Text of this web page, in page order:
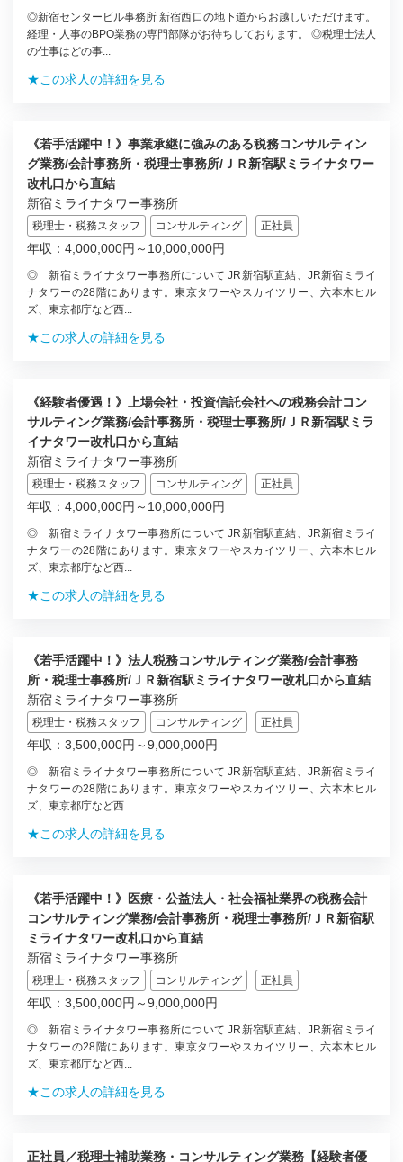
◎新宿センタービル事務所 新宿西口の地下道からお越しいただけます。
経理・人事のBPO業務の専門部隊がお待ちしております。 ◎税理士法人
の仕事はどの事...
★この求人の詳細を見る
《若手活躍中！》事業承継に強みのある税務コンサルティン
グ業務/会計事務所・税理士事務所/ＪＲ新宿駅ミライナタワー
改札口から直結
新宿ミライナタワー事務所
税理士・税務スタッフ コンサルティング 正社員
年収：4,000,000円～10,000,000円
◎ 新宿ミライナタワー事務所について JR新宿駅直結、JR新宿ミライ
ナタワーの28階にあります。東京タワーやスカイツリー、六本木ヒル
ズ、東京都庁など西...
★この求人の詳細を見る
《経験者優遇！》上場会社・投資信託会社への税務会計コン
サルティング業務/会計事務所・税理士事務所/ＪＲ新宿駅ミラ
イナタワー改札口から直結
新宿ミライナタワー事務所
税理士・税務スタッフ コンサルティング 正社員
年収：4,000,000円～10,000,000円
◎ 新宿ミライナタワー事務所について JR新宿駅直結、JR新宿ミライ
ナタワーの28階にあります。東京タワーやスカイツリー、六本木ヒル
ズ、東京都庁など西...
★この求人の詳細を見る
《若手活躍中！》法人税務コンサルティング業務/会計事務
所・税理士事務所/ＪＲ新宿駅ミライナタワー改札口から直結
新宿ミライナタワー事務所
税理士・税務スタッフ コンサルティング 正社員
年収：3,500,000円～9,000,000円
◎ 新宿ミライナタワー事務所について JR新宿駅直結、JR新宿ミライ
ナタワーの28階にあります。東京タワーやスカイツリー、六本木ヒル
ズ、東京都庁など西...
★この求人の詳細を見る
《若手活躍中！》医療・公益法人・社会福祉業界の税務会計
コンサルティング業務/会計事務所・税理士事務所/ＪＲ新宿駅
ミライナタワー改札口から直結
新宿ミライナタワー事務所
税理士・税務スタッフ コンサルティング 正社員
年収：3,500,000円～9,000,000円
◎ 新宿ミライナタワー事務所について JR新宿駅直結、JR新宿ミライ
ナタワーの28階にあります。東京タワーやスカイツリー、六本木ヒル
ズ、東京都庁など西...
★この求人の詳細を見る
正社員／税理士補助業務・コンサルティング業務【経験者優